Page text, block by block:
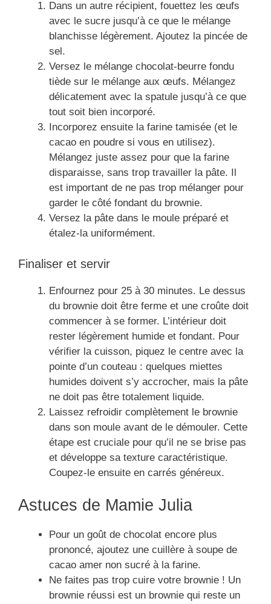
Dans un autre récipient, fouettez les œufs
avec le sucre jusqu’à ce que le mélange
blanchisse légèrement. Ajoutez la pincée de
sel.
Versez le mélange chocolat-beurre fondu
tiède sur le mélange aux œufs. Mélangez
délicatement avec la spatule jusqu’à ce que
tout soit bien incorporé.
Incorporez ensuite la farine tamisée (et le
cacao en poudre si vous en utilisez).
Mélangez juste assez pour que la farine
disparaisse, sans trop travailler la pâte. Il
est important de ne pas trop mélanger pour
garder le côté fondant du brownie.
Versez la pâte dans le moule préparé et
étalez-la uniformément.
Finaliser et servir
Enfournez pour 25 à 30 minutes. Le dessus
du brownie doit être ferme et une croûte doit
commencer à se former. L’intérieur doit
rester légèrement humide et fondant. Pour
vérifier la cuisson, piquez le centre avec la
pointe d’un couteau : quelques miettes
humides doivent s’y accrocher, mais la pâte
ne doit pas être totalement liquide.
Laissez refroidir complètement le brownie
dans son moule avant de le démouler. Cette
étape est cruciale pour qu’il ne se brise pas
et développe sa texture caractéristique.
Coupez-le ensuite en carrés généreux.
Astuces de Mamie Julia
Pour un goût de chocolat encore plus
prononcé, ajoutez une cuillère à soupe de
cacao amer non sucré à la farine.
Ne faites pas trop cuire votre brownie ! Un
brownie réussi est un brownie qui reste un